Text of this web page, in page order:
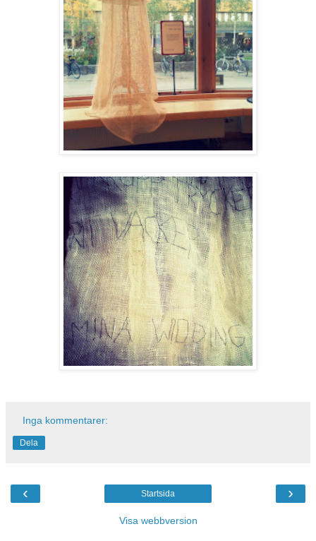
Inga kommentarer:
Dela
‹ ›
Startsida
Visa webbversion